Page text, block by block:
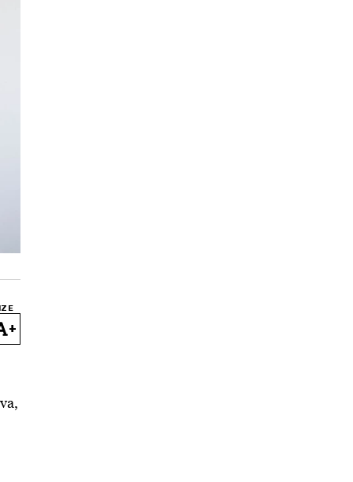
+